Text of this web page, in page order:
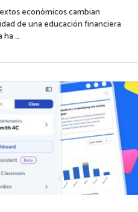
económicos cambian
de una educación financiera
ha …